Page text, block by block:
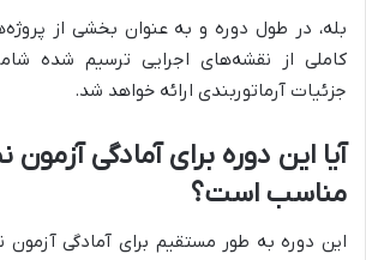
بله، در طول دوره و به عنوان بخشی از
کاملی از نقشه‌های اجرایی ترسیم شده
جزئیات آرماتوربندی ارائه خواهد شد.
آیا این دوره برای آمادگی
مناسب است؟
این دوره به طور مستقیم برای آمادگی